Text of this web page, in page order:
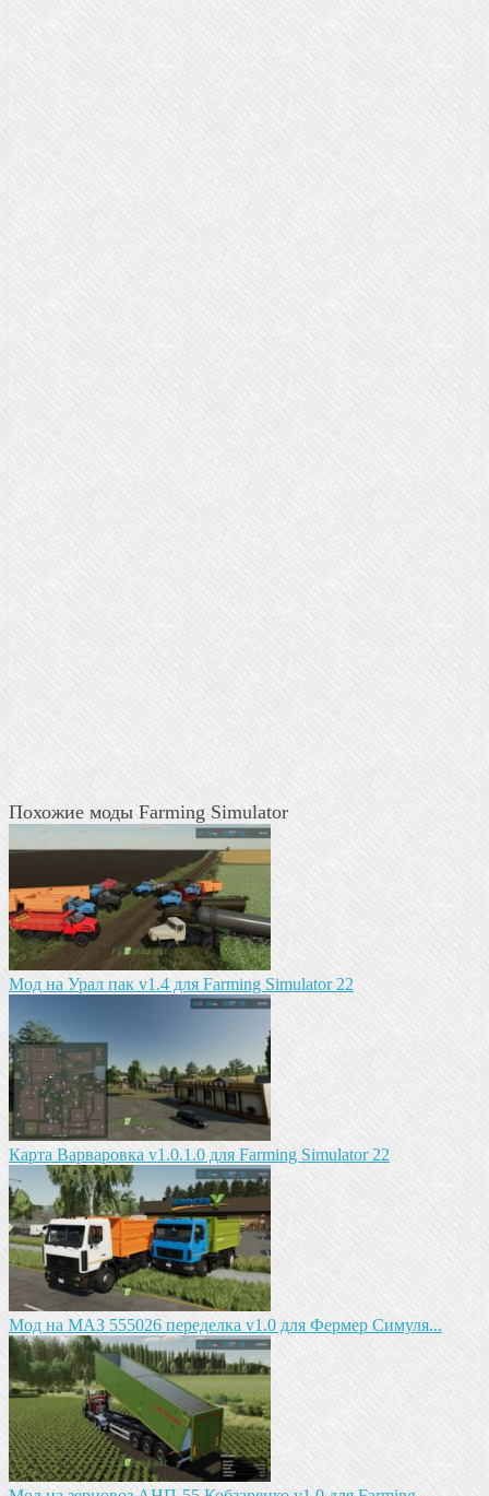
Похожие моды Farming Simulator
Мод на Урал пак v1.4 для Farming Simulator 22
Карта Варваровка v1.0.1.0 для Farming Simulator 22
Мод на МАЗ 555026 пeрeдeлка v1.0 для Фермер Симуля...